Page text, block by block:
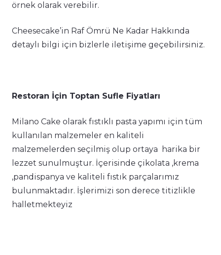
örnek olarak verebilir.
Cheesecake’in Raf Ömrü Ne Kadar Hakkında
detaylı bilgi için bizlerle iletişime geçebilirsiniz.
Restoran İçin Toptan Sufle Fiyatları
Milano Cake olarak fıstıklı pasta yapımı için tüm
kullanılan malzemeler en kaliteli
malzemelerden seçilmiş olup ortaya harika bir
lezzet sunulmuştur. İçerisinde çikolata ,krema
,pandispanya ve kaliteli fıstık parçalarımız
bulunmaktadır. İşlerimizi son derece titizlikle
halletmekteyiz